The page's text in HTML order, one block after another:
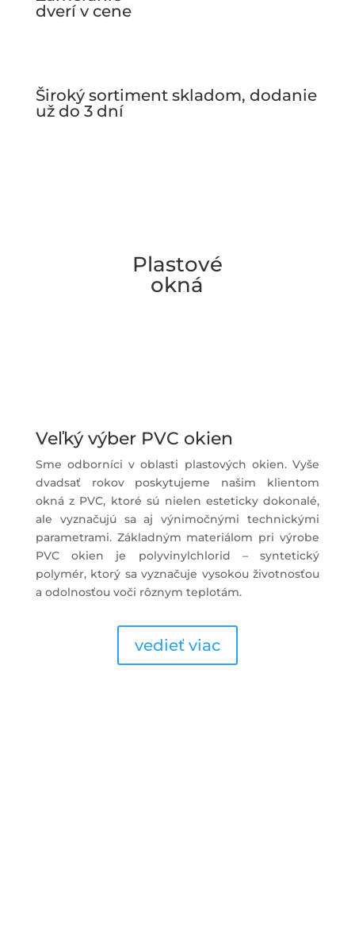
dverí v cene
Široký sortiment skladom, dodanie
už do 3 dní
Plastové
okná
Veľký výber PVC okien
Sme odborníci v oblasti plastových okien. Vyše
dvadsať rokov poskytujeme našim klientom
okná z PVC, ktoré sú nielen esteticky dokonalé,
ale vyznačujú sa aj výnimočnými technickými
parametrami. Základným materiálom pri výrobe
PVC okien je polyvinylchlorid – syntetický
polymér, ktorý sa vyznačuje vysokou životnosťou
a odolnosťou voči rôznym teplotám.
vedieť viac